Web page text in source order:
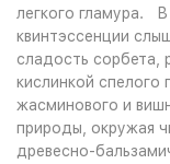
легкого гламура. В
квинтэссенции
сладость сорбета,
кислинкой спелого
жасминового и
природы, окружая
древесно-